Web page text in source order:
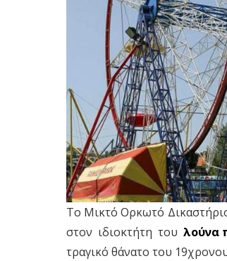
Το Μικτό Ορκωτό
στον ιδιοκτήτη του λούνα
τραγικό θάνατο του